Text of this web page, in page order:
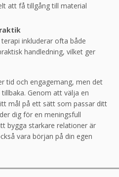
att få tillgång till material
inkluderar ofta både
handledning, vilket ger
tid och engagemang, men det
Genom att välja en
mål på ett sätt som passar ditt
dig för en meningsfull
bygga starkare relationer är
vara början på din egen